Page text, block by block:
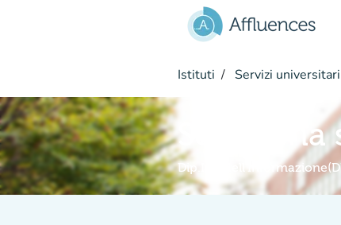
Istituti Servizi universitari
Segreteria